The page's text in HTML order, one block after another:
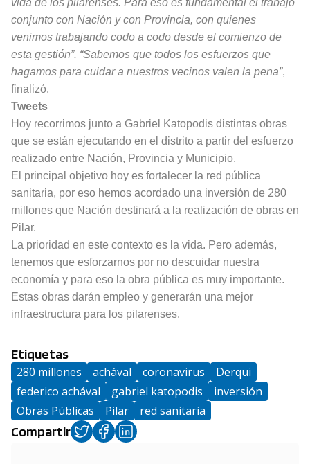
vida de los pilarenses. Para eso es fundamental el trabajo
conjunto con Nación y con Provincia, con quienes
venimos trabajando codo a codo desde el comienzo de
esta gestión”. “Sabemos que todos los esfuerzos que
hagamos para cuidar a nuestros vecinos valen la pena”,
finalizó.
Tweets
Hoy recorrimos junto a Gabriel Katopodis distintas obras
que se están ejecutando en el distrito a partir del esfuerzo
realizado entre Nación, Provincia y Municipio.
El principal objetivo hoy es fortalecer la red pública
sanitaria, por eso hemos acordado una inversión de 280
millones que Nación destinará a la realización de obras en
Pilar.
La prioridad en este contexto es la vida. Pero además,
tenemos que esforzarnos por no descuidar nuestra
economía y para eso la obra pública es muy importante.
Estas obras darán empleo y generarán una mejor
infraestructura para los pilarenses.
Etiquetas
280 millones achával coronavirus
Derqui
federico achával
gabriel katopodis
inversión
Obras Públicas
Pilar red sanitaria
Compartir